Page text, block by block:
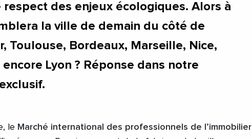
respect des enjeux écologiques. Alors à
la ville de demain du côté de
Toulouse, Bordeaux, Marseille, Nice,
Lyon ? Réponse dans notre
le Marché international des professionnels de l’immobilier